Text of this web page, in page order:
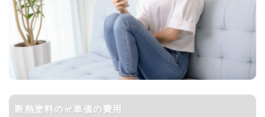
断熱塗料の㎡単価の費用